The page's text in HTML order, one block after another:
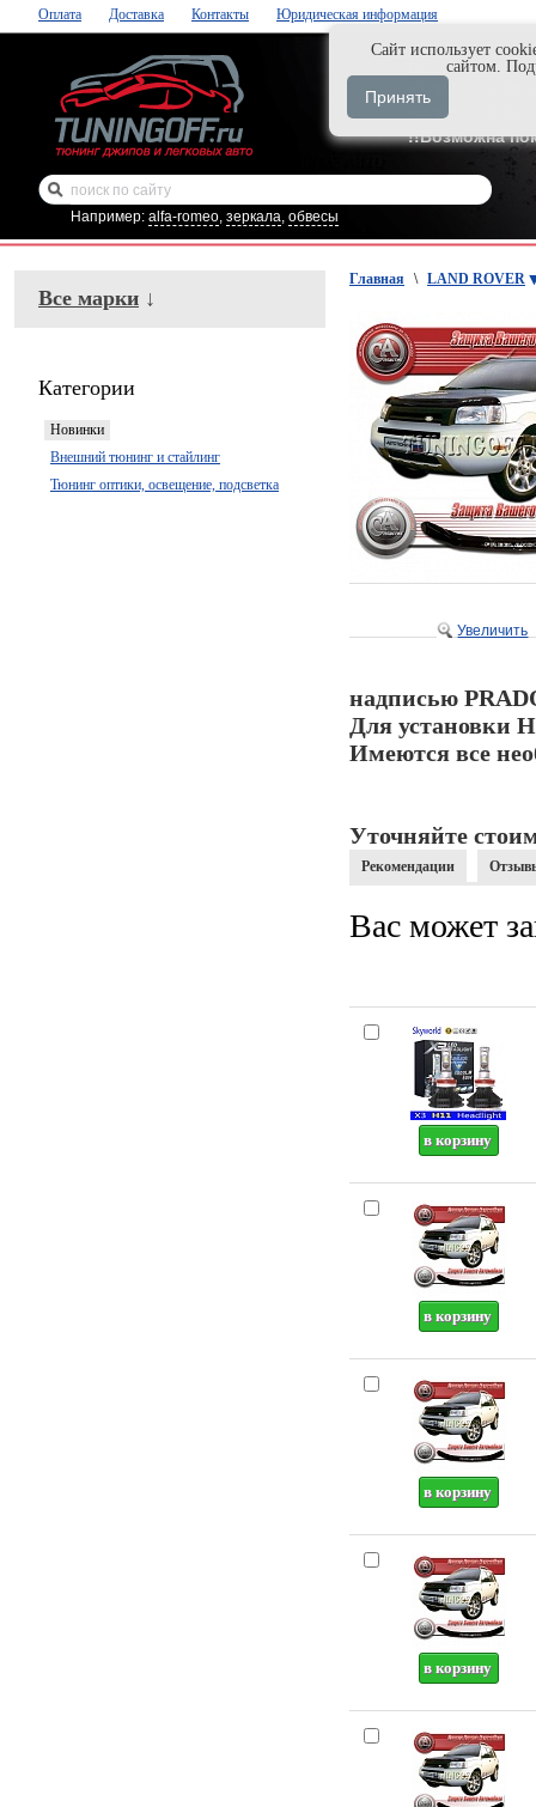
Оплата Доставка Контакты Юридическая информация
Нажми и
+7-929-495-
!!Возможна
Например: alfa-romeo, зеркала, обвесы
Все марки ↓
Категории
Новинки
Внешний тюнинг и стайлинг
Тюнинг оптики, освещение, подсветка
Главная \ LAND ROVER
Увеличить
надписью
Для установки
Имеются все
Уточняйте
Рекомендации
Вас может
Cайт использует
сайтом.
Принять